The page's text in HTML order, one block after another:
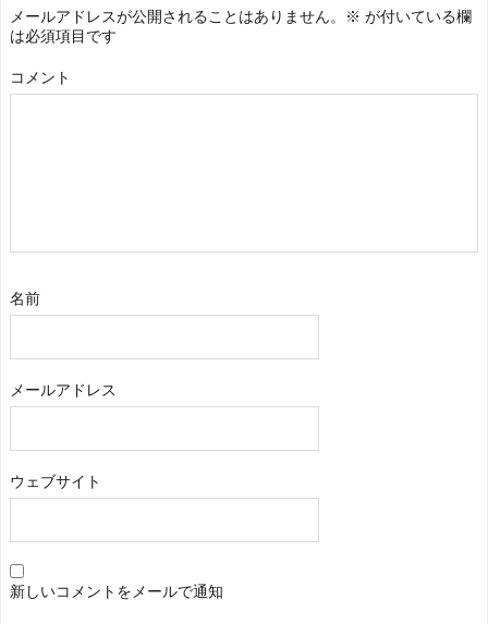
メールアドレスが公開されることはありません。 ※ が付いている欄
は必須項目です
コメント
名前
メールアドレス
ウェブサイト
新しいコメントをメールで通知